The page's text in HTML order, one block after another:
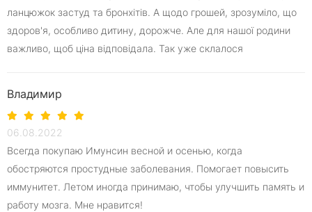
ланцюжок застуд та бронхітів. А щодо грошей, зрозуміло, що
здоров'я, особливо дитину, дорожче. Але для нашої родини
важливо, щоб ціна відповідала. Так уже склалося
Владимир
06.08.2022
Всегда покупаю Имунсин весной и осенью, когда
обостряются простудные заболевания. Помогает повысить
иммунитет. Летом иногда принимаю, чтобы улучшить память и
работу мозга. Мне нравится!